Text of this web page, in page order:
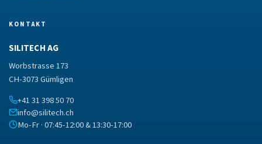
KONTAKT
SILITECH AG
Worbstrasse 173
CH-3073 Gümligen
+41 31 398 50 70
info@silitech.ch
Mo-Fr · 07:45-12:00 & 13:30-17:00